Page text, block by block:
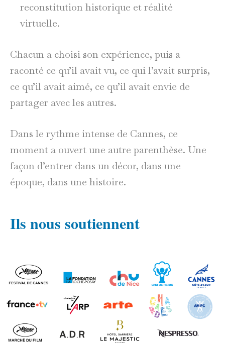
reconstitution historique et réalité
virtuelle.
Chacun a choisi son expérience, puis a
raconté ce qu’il avait vu, ce qui l’avait surpris,
ce qu’il avait aimé, ce qu’il avait envie de
partager avec les autres.
Dans le rythme intense de Cannes, ce
moment a ouvert une autre parenthèse. Une
façon d’entrer dans un décor, dans une
époque, dans une histoire.
Ils nous soutiennent